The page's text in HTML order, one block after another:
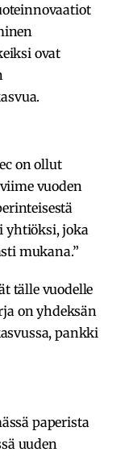
ovat
on ollut
vuoden
yhtiöksi, joka
mukana.”
tälle vuodelle
on yhdeksän
pankki
paperista
uuden